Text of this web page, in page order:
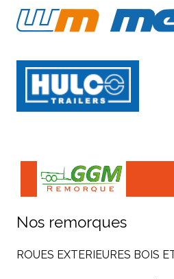
Nos remorques
ROUES EXTERIEURES BOIS